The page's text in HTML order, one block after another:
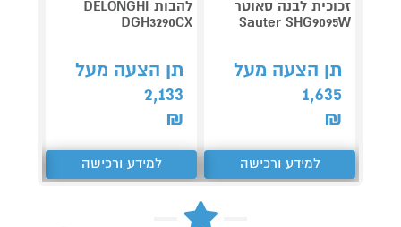
זכוכית לבנה סאוטר
Sauter SHG9095W
תן הצעה מעל
1,635
₪
למידע ורכישה
להבות DELONGHI
DGH3290CX
תן הצעה מעל
2,133
₪
למידע ורכישה